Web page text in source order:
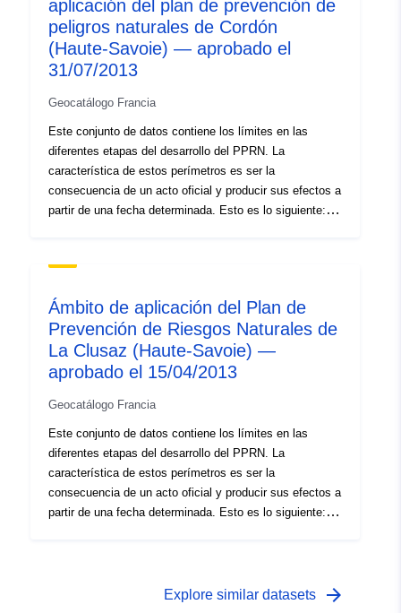
aplicación del plan de prevención de
peligros naturales de Cordón
(Haute-Savoie) — aprobado el
31/07/2013
Geocatálogo Francia
Este conjunto de datos contiene los límites en las
diferentes etapas del desarrollo del PPRN. La
característica de estos perímetros es ser la
consecuencia de un acto oficial y producir sus efectos a
partir de una fecha determinada. Esto es lo siguiente: —
alcance de la exposición al riesgo que corresponda al
aprobado es una servidumbre de utilidad (PM1 para
PPRN y PM3 para PPRT); — ámbito de estudio que
corresponde a la envoltura en la que se estudiaron los
peligros.
Ámbito de aplicación del Plan de
Prevención de Riesgos Naturales de
La Clusaz (Haute-Savoie) —
aprobado el 15/04/2013
Geocatálogo Francia
Este conjunto de datos contiene los límites en las
diferentes etapas del desarrollo del PPRN. La
característica de estos perímetros es ser la
consecuencia de un acto oficial y producir sus efectos a
partir de una fecha determinada. Esto es lo siguiente: —
ámbito regulado por el PPR aprobado. Este perímetro
Explore similar datasets arrow_forward